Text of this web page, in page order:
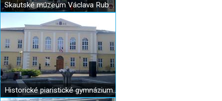
Skautské múzeum Václava Rubeša v Ružomberku
Historické piaristické gymnázium v Ružomberku